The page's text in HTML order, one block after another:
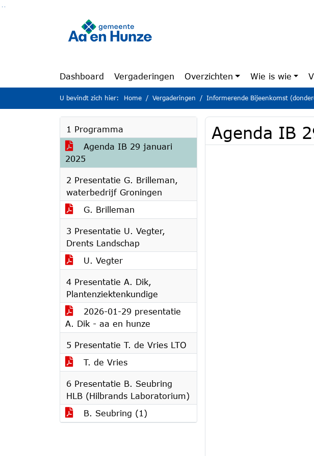
Dashboard Vergaderingen Overzichten Wie is wie
U bevindt zich hier: Home Vergaderingen Informerende Bijeenkomst
1 Programma
Agenda IB 29 januari
2025
2 Presentatie G. Brilleman,
waterbedrijf Groningen
G. Brilleman
3 Presentatie U. Vegter,
Drents Landschap
U. Vegter
4 Presentatie A. Dik,
Plantenziektenkundige
2026-01-29 presentatie
A. Dik - aa en hunze
5 Presentatie T. de Vries LTO
T. de Vries
6 Presentatie B. Seubring
HLB (Hilbrands Laboratorium)
B. Seubring (1)
Agenda IB